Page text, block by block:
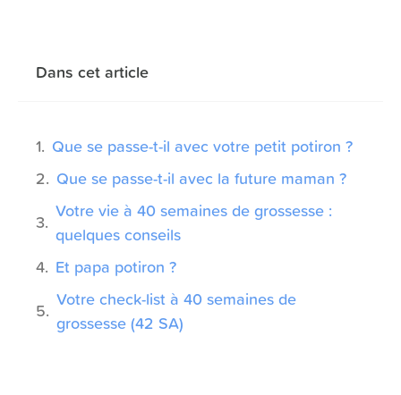
Dans cet article
Que se passe-t-il avec votre petit potiron ?
Que se passe-t-il avec la future maman ?
Votre vie à 40 semaines de grossesse :
quelques conseils
Et papa potiron ?
Votre check-list à 40 semaines de
grossesse (42 SA)